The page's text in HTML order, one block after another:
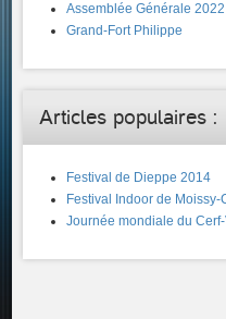
Assemblée Générale 2022
Grand-Fort Philippe
Articles populaires :
Festival de Dieppe 2014
Festival Indoor de
Journée mondiale du